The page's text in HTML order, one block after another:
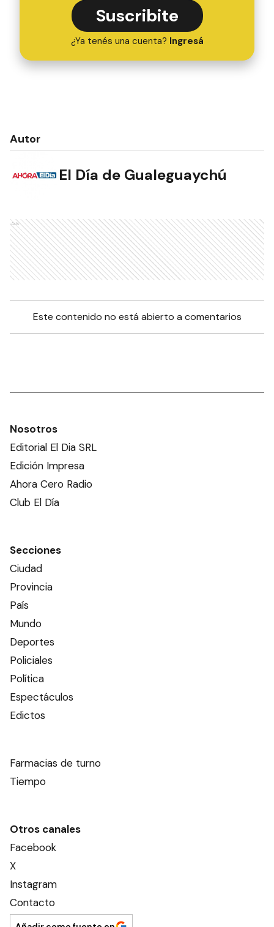
Suscribite
¿Ya tenés una cuenta? Ingresá
Autor
El Día de Gualeguaychú
Ads
Este contenido no está abierto a comentarios
Nosotros
Editorial El Dia SRL
Edición Impresa
Ahora Cero Radio
Club El Día
Secciones
Ciudad
Provincia
País
Mundo
Deportes
Policiales
Política
Espectáculos
Edictos
Farmacias de turno
Tiempo
Otros canales
Facebook
X
Instagram
Contacto